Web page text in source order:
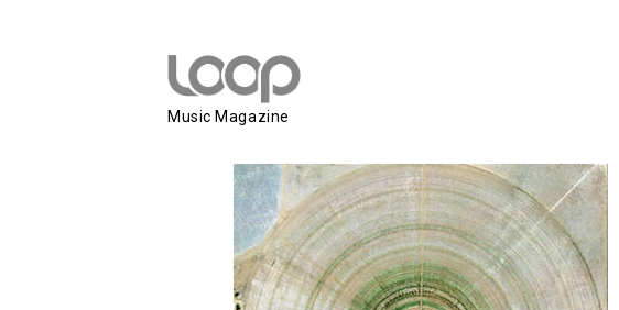
Music MagazineV/A (Eilean 58)